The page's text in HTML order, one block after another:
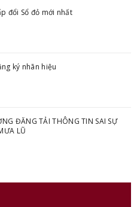
đổi Sổ đỏ mới nhất
ký nhãn hiệu
ĐĂNG TẢI THÔNG TIN SAI SỰ
LŨ